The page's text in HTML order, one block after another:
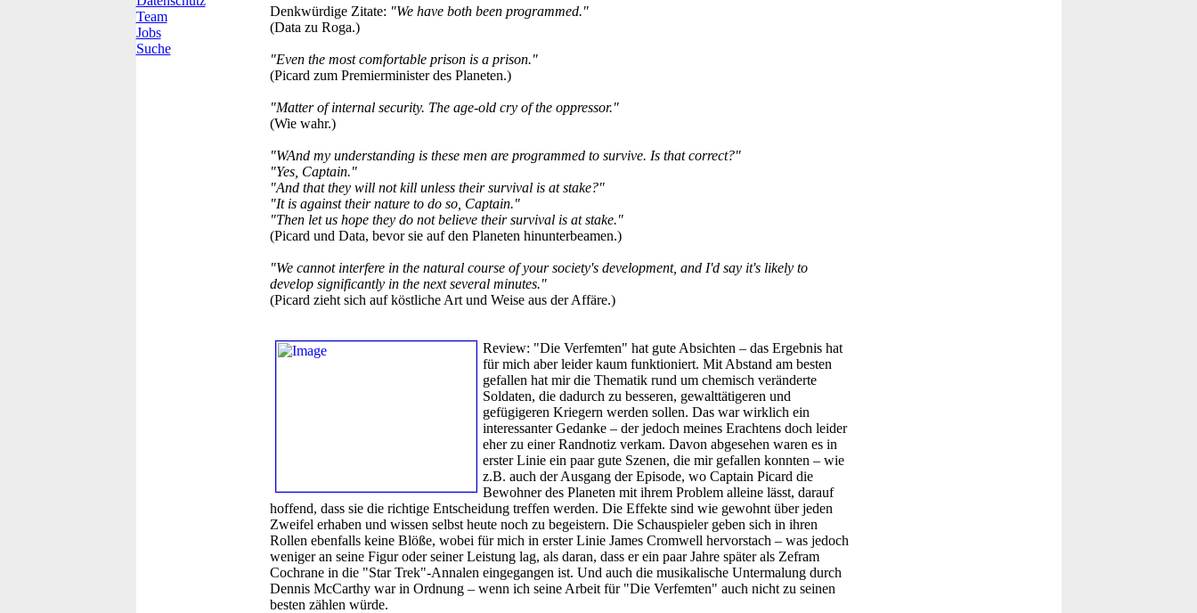
Team
Jobs
Suche
Denkwürdige Zitate: "We have both been programmed."
(Data zu Roga.)
"Even the most comfortable prison is a prison."
(Picard zum Premierminister des Planeten.)
"Matter of internal security. The age-old cry of the oppressor."
(Wie wahr.)
"WAnd my understanding is these men are programmed to survive. Is that correct?"
"Yes, Captain."
"And that they will not kill unless their survival is at stake?"
"It is against their nature to do so, Captain."
"Then let us hope they do not believe their survival is at stake."
(Picard und Data, bevor sie auf den Planeten hinunterbeamen.)
"We cannot interfere in the natural course of your society's development, and I'd say it's likely to
develop significantly in the next several minutes."
(Picard zieht sich auf köstliche Art und Weise aus der Affäre.)
Review: "Die Verfemten" hat gute Absichten – das Ergebnis hat
für mich aber leider kaum funktioniert. Mit Abstand am besten
gefallen hat mir die Thematik rund um chemisch veränderte
Soldaten, die dadurch zu besseren, gewalttätigeren und
gefügigeren Kriegern werden sollen. Das war wirklich ein
interessanter Gedanke – der jedoch meines Erachtens doch leider
eher zu einer Randnotiz verkam. Davon abgesehen waren es in
erster Linie ein paar gute Szenen, die mir gefallen konnten – wie
z.B. auch der Ausgang der Episode, wo Captain Picard die
Bewohner des Planeten mit ihrem Problem alleine lässt, darauf
hoffend, dass sie die richtige Entscheidung treffen werden. Die Effekte sind wie gewohnt über jeden
Zweifel erhaben und wissen selbst heute noch zu begeistern. Die Schauspieler geben sich in ihren
Rollen ebenfalls keine Blöße, wobei für mich in erster Linie James Cromwell hervorstach – was jedoch
weniger an seine Figur oder seiner Leistung lag, als daran, dass er ein paar Jahre später als Zefram
Cochrane in die "Star Trek"-Annalen eingegangen ist. Und auch die musikalische Untermalung durch
Dennis McCarthy war in Ordnung – wenn ich seine Arbeit für "Die Verfemten" auch nicht zu seinen
besten zählen würde.